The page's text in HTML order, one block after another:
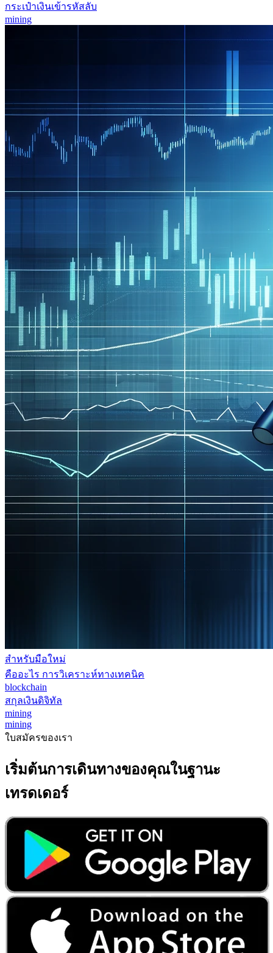
กระเป๋าเงินเข้ารหัสลับ
mining
สำหรับมือใหม่
คืออะไร การวิเคราะห์ทางเทคนิค
blockchain
สกุลเงินดิจิทัล
mining
mining
ใบสมัครของเรา
เริ่มต้นการเดินทางของคุณในฐานะ
เทรดเดอร์